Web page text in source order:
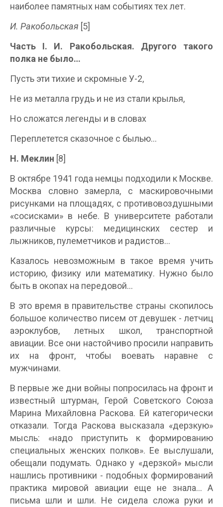
наиболее памятных нам событиях тех лет.
И. Ракобольская [5]
Часть I. И. Ракобольская. Другого такого
полка не было…
Пусть эти тихие и скромные У-2,
Не из металла грудь и не из стали крылья,
Но сложатся легенды и в словах
Переплетется сказочное с былью…
Н. Меклин [8]
В октябре 1941 года немцы подходили к Москве.
Москва словно замерла, с маскировочными
рисунками на площадях, с противовоздушными
«сосисками» в небе. В университете работали
различные курсы: медицинских сестер и
лыжников, пулеметчиков и радистов…
Казалось невозможным в такое время учить
историю, физику или математику. Нужно было
быть в окопах на передовой…
В это время в правительстве страны скопилось
большое количество писем от девушек - летчиц
аэроклубов, летных школ, транспортной
авиации. Все они настойчиво просили направить
их на фронт, чтобы воевать наравне с
мужчинами.
В первые же дни войны попросилась на фронт и
известный штурман, Герой Советского Союза
Марина Михайловна Раскова. Ей категорически
отказали. Тогда Раскова высказала «дерзкую»
мысль: «надо приступить к формированию
специальных женских полков». Ее выслушали,
обещали подумать. Однако у «дерзкой» мысли
нашлись противники - подобных формирований
практика мировой авиации еще не знала… А
письма шли и шли. Не сидела сложа руки и